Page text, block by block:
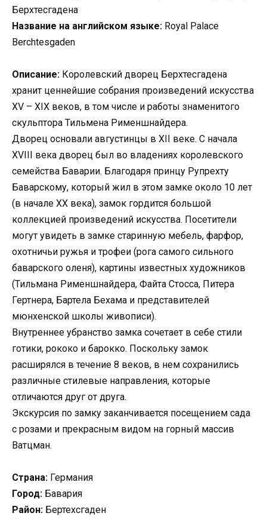
Берхтесгадена
Название на английском языке: Royal Palace
Berchtesgaden
Описание: Королевский дворец Берхтесгадена
хранит ценнейшие собрания произведений искусства
XV – XIX веков, в том числе и работы знаменитого
скульптора Тильмена Рименшнайдера.
Дворец основали августинцы в XII веке. С начала
XVIII века дворец был во владениях королевского
семейства Баварии. Благодаря принцу Рупрехту
Баварскому, который жил в этом замке около 10 лет
(в начале ХХ века), замок гордится большой
коллекцией произведений искусства. Посетители
могут увидеть в замке старинную мебель, фарфор,
охотничьи ружья и трофеи (рога самого сильного
баварского оленя), картины известных художников
(Тильмана Рименшнайдера, Файта Стосса, Питера
Гертнера, Бартела Бехама и представителей
мюнхенской школы живописи).
Внутреннее убранство замка сочетает в себе стили
готики, рококо и барокко. Поскольку замок
расширялся в течение 8 веков, в нем сохранились
различные стилевые направления, которые
отличаются друг от друга.
Экскурсия по замку заканчивается посещением сада
с розами и прекрасным видом на горный массив
Ватцман.
Страна: Германия
Город: Бавария
Район: Бертехсгаден